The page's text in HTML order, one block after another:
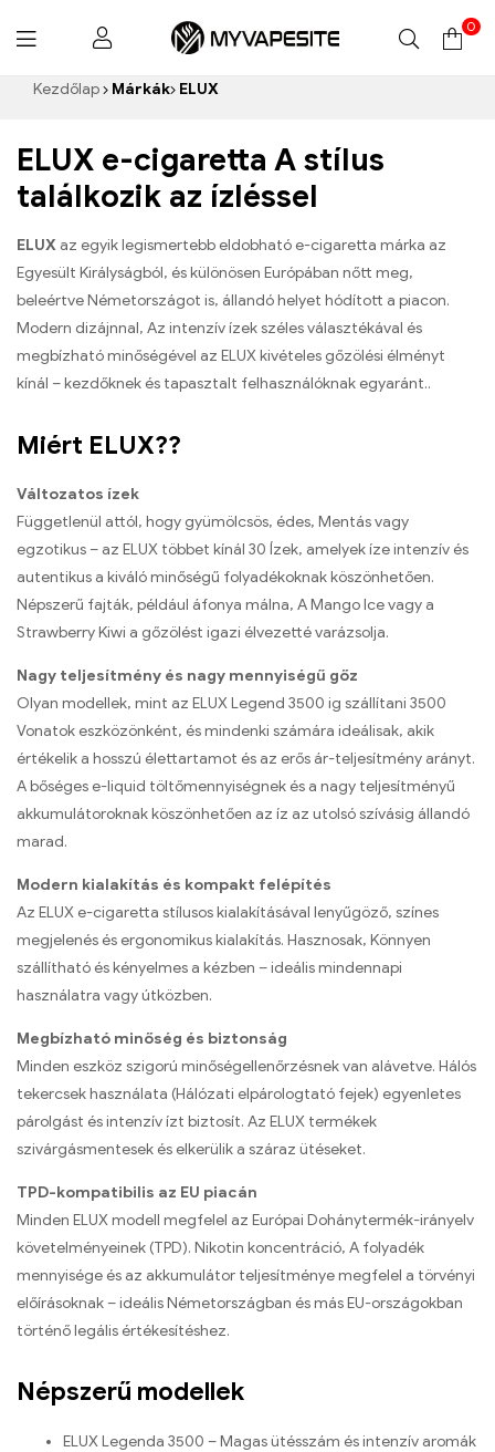
Myvapesite.de
0
Kezdőlap Márkák ELUX
ELUX e-cigaretta A stílus
találkozik az ízléssel
ELUX az egyik legismertebb eldobható e-cigaretta márka az
Egyesült Királyságból, és különösen Európában nőtt meg,
beleértve Németországot is, állandó helyet hódított a piacon.
Modern dizájnnal, Az intenzív ízek széles választékával és
megbízható minőségével az ELUX kivételes gőzölési élményt
kínál – kezdőknek és tapasztalt felhasználóknak egyaránt..
Miért ELUX??
Változatos ízek
Függetlenül attól, hogy gyümölcsös, édes, Mentás vagy
egzotikus – az ELUX többet kínál 30 Ízek, amelyek íze intenzív és
autentikus a kiváló minőségű folyadékoknak köszönhetően.
Népszerű fajták, például áfonya málna, A Mango Ice vagy a
Strawberry Kiwi a gőzölést igazi élvezetté varázsolja.
Nagy teljesítmény és nagy mennyiségű gőz
Olyan modellek, mint az ELUX Legend 3500 ig szállítani 3500
Vonatok eszközönként, és mindenki számára ideálisak, akik
értékelik a hosszú élettartamot és az erős ár-teljesítmény arányt.
A bőséges e-liquid töltőmennyiségnek és a nagy teljesítményű
akkumulátoroknak köszönhetően az íz az utolsó szívásig állandó
marad.
Modern kialakítás és kompakt felépítés
Az ELUX e-cigaretta stílusos kialakításával lenyűgöző, színes
megjelenés és ergonomikus kialakítás. Hasznosak, Könnyen
szállítható és kényelmes a kézben – ideális mindennapi
használatra vagy útközben.
Megbízható minőség és biztonság
Minden eszköz szigorú minőségellenőrzésnek van alávetve. Hálós
tekercsek használata (Hálózati elpárologtató fejek) egyenletes
párolgást és intenzív ízt biztosít. Az ELUX termékek
szivárgásmentesek és elkerülik a száraz ütéseket.
TPD-kompatibilis az EU piacán
Minden ELUX modell megfelel az Európai Dohánytermék-irányelv
követelményeinek (TPD). Nikotin koncentráció, A folyadék
mennyisége és az akkumulátor teljesítménye megfelel a törvényi
előírásoknak – ideális Németországban és más EU-országokban
történő legális értékesítéshez.
Népszerű modellek
ELUX Legenda 3500 – Magas ütésszám és intenzív aromák